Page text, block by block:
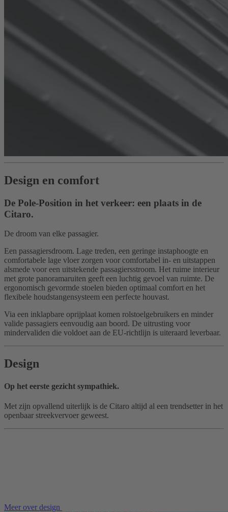
Design en comfort
De Pole-Position in het verkeer: een plaats in de
Citaro.
De droom van elke passagier.
Een passagiersdroom. Lage treden, een geringe instaphoogte en
comfortabele lage vloer zorgen voor comfortabel in- en uitstappen
alsmede voor een uitstekende passagiersstroom. Het ruime interieur
met grote panoramaruiten geeft een luchtig gevoel van ruimte. De
ergonomisch gevormde stoelen bieden optimaal comfort en het
flexibele houdstangensysteem een perfecte houvast.
Via een inklapbare oprijplaat komen rolstoelgebruikers en minder
valide passagiers eenvoudig aan boord. De uitrusting voor
mindervaliden die voldoet aan de EU-richtlijn is uiteraard leverbaar.
Design
Op het eerste gezicht sympathiek.
Met zijn opvallend uiterlijk is de Citaro altijd al een trendsetter in het
openbaar streekvervoer geweest.
Meer over design